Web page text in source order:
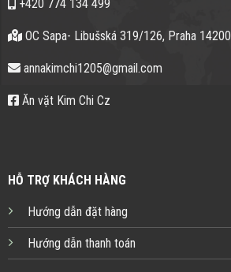
+420 774 134 499
OC Sapa- Libušská 319/126, Praha 14200
annakimchi1205@gmail.com
Ăn vặt Kim Chi Cz
HỖ TRỢ KHÁCH HÀNG
Hướng dẫn đặt hàng
Hướng dẫn thanh toán